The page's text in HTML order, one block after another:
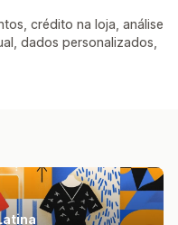
crédito na loja, análise
dados personalizados,